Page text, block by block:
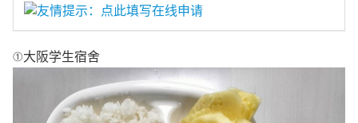
友情提示：点此填写在线申请
①大阪学生宿舍